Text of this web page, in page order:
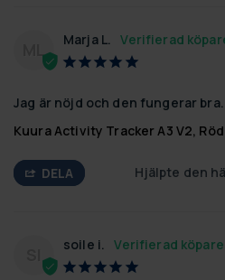
ML Marja L.
Jag är nöjd och den fungerar bra.
Kuura Activity Tracker A3 V2, Röd
DELA Hjälpte den
soile i.